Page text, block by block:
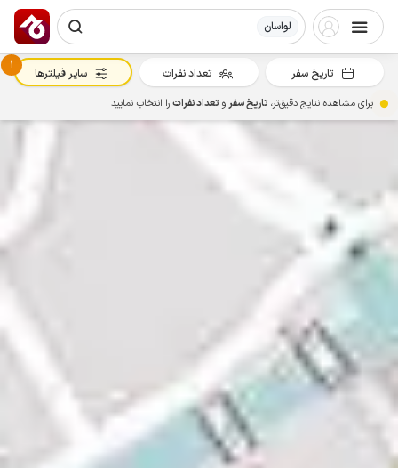
لواسان
تاریخ سفر تعداد نفرات
1
سایر فیلترها
برای مشاهده نتایج دقیق‌تر، تاریخ سفرو تعداد نفراترا انتخاب نمایید